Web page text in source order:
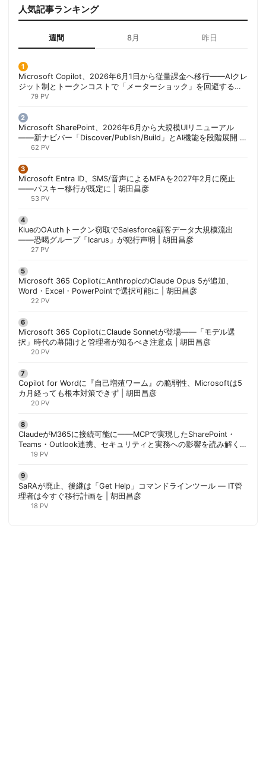
人気記事ランキング
週間 8月 昨日
Microsoft Copilot、2026年6月1日から従量課金へ移行——AIクレ
ジット制とトークンコストで「メーターショック」を回避する方
法 | 胡田昌彦
79 PV
Microsoft SharePoint、2026年6月から大規模UIリニューアル
——新ナビバー「Discover/Publish/Build」とAI機能を段階展開 |
胡田昌彦
62 PV
Microsoft Entra ID、SMS/音声によるMFAを2027年2月に廃止
——パスキー移行が既定に | 胡田昌彦
53 PV
KlueのOAuthトークン窃取でSalesforce顧客データ大規模流出
——恐喝グループ「Icarus」が犯行声明 | 胡田昌彦
27 PV
Microsoft 365 CopilotにAnthropicのClaude Opus 5が追加、
Word・Excel・PowerPointで選択可能に | 胡田昌彦
22 PV
Microsoft 365 CopilotにClaude Sonnetが登場——「モデル選
択」時代の幕開けと管理者が知るべき注意点 | 胡田昌彦
20 PV
Copilot for Wordに『自己増殖ワーム』の脆弱性、Microsoftは5
カ月経っても根本対策できず | 胡田昌彦
20 PV
ClaudeがM365に接続可能に——MCPで実現したSharePoint・
Teams・Outlook連携、セキュリティと実務への影響を読み解く |
胡田昌彦
19 PV
SaRAが廃止、後継は「Get Help」コマンドラインツール — IT管
理者は今すぐ移行計画を | 胡田昌彦
18 PV